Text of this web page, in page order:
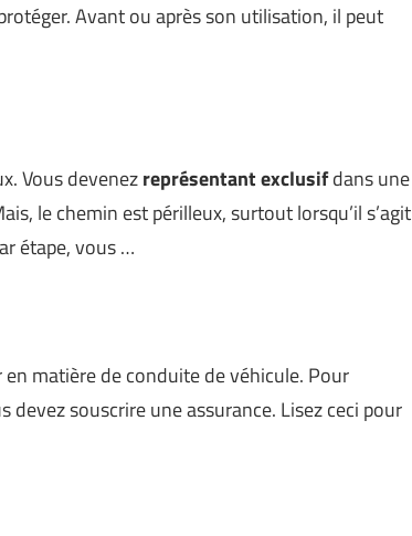
Avant ou après son utilisation, il peut
Vous devenezreprésentant exclusifdans une
le chemin est périlleux, surtout lorsqu’il s’agit
étape, vous …
en matière de conduite de véhicule. Pour
devez souscrire une assurance. Lisez ceci pour